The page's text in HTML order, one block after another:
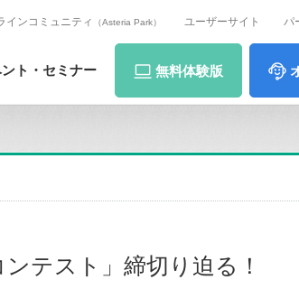
インコミュニティ （Asteria Park） ユーザーサイト パ
ト・ セミナー 無料体験版
テスト」締切り迫る！